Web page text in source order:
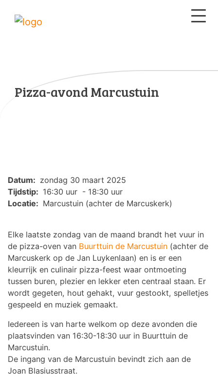
Pizza-avond Marcustuin
Datum: zondag 30 maart 2025
Tijdstip: 16:30 uur - 18:30 uur
Locatie: Marcustuin (achter de Marcuskerk)
Elke laatste zondag van de maand brandt het vuur in
de pizza-oven van Buurttuin de Marcustuin (achter de
Marcuskerk op de Jan Luykenlaan) en is er een
kleurrijk en culinair pizza-feest waar ontmoeting
tussen buren, plezier en lekker eten centraal staan. Er
wordt gegeten, hout gehakt, vuur gestookt, spelletjes
gespeeld en muziek gemaakt.
Iedereen is van harte welkom op deze avonden die
plaatsvinden van 16:30-18:30 uur in Buurttuin de
Marcustuin.
De ingang van de Marcustuin bevindt zich aan de
Joan Blasiusstraat.